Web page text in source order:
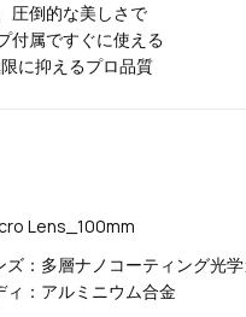
圧倒的な美しさで
付属ですぐに使える
に抑えるプロ品質
Lens_100mm
ズ：多層ナノコーティング光
ィ：アルミニウム合金